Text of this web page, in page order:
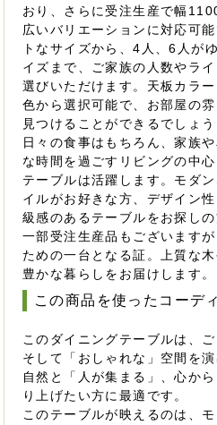
おり、さらに受注生産で幅
広いバリエーションに対応可
トなサイズから、4人、6人が
イズまで、ご家族の人数やラ
選びいただけます。天板カラ
色から選択可能で、お部屋の
見つけることができるでしょう
日々の食事はもちろん、家族
な時間を過ごすリビングの中
テーブルは活躍します。モダ
イルがお好きな方、デザイン
級感のあるテーブルをお探し
一部受注生産品もございます
ための一台となる証。上質な
豊かな暮らしをお届けします。
この商品を使ったコーデ
このダイニングテーブルは、
そして「おしゃれな」空間を
自然と「人が集まる」、心か
り上げたい方に最適です。
このテーブルが映えるのは、